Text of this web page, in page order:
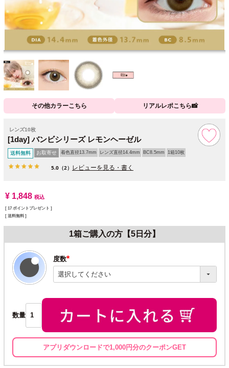
その他カラーこちら リアルレポこちら📸
レンズ10枚
[1day] バンビシリーズ レモンヘーゼル
送料無料 お取寄せ 着色直径13.7mm レンズ直径14.4mm BC8.5mm 1箱10枚
5.0 （2） レビューを見る・書く
¥ 1,848 税込
[ 17 ポイントプレゼント ]
送料無料
1箱ご購入の方【5日分】
度数
(必
須)
数量
アプリダウンロードで1,000円分のクーポンGET